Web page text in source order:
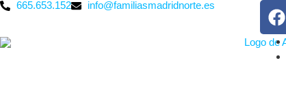
665.653.152 info@familiasmadridnorte.es